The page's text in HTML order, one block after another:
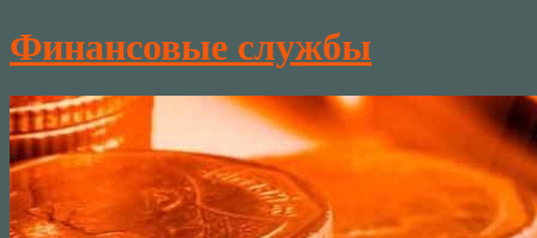
Финансовые службы